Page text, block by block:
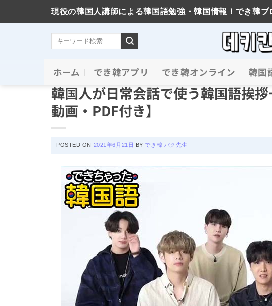
現役の韓国人講師による韓国語勉強・韓国情報！でき韓ブ
ホーム でき韓アプリ でき韓オンライン 韓国
イチ押し記事 、 ハングルと挨拶
韓国人が日常会話で使う韓国語挨
動画・PDF付き】
POSTED ON 2021年6月21日 BY でき韓 パク先生